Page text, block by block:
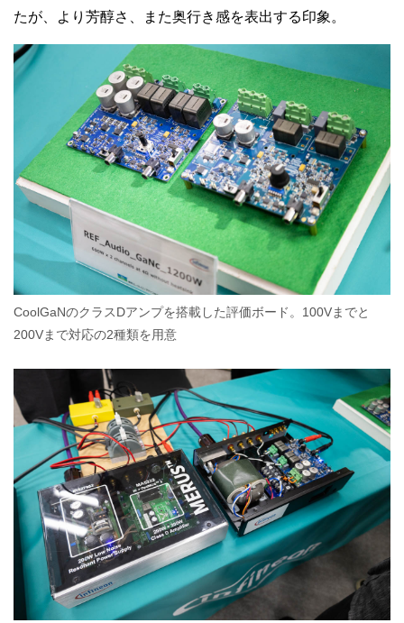
たが、より芳醇さ、また奥行き感を表出する印象。
CoolGaNのクラスDアンプを搭載した評価ボード。100Vまでと
200Vまで対応の2種類を用意